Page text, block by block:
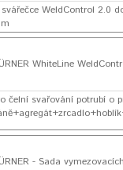
WeldControl 2.0
WhiteLine
čelní svařování potrubí o
- Sada